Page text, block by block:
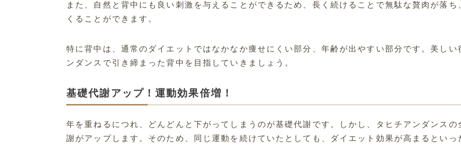
また、自然と背中にも良い刺激を与えることができるため、長く続けることで無駄な贅肉が落
くることができます。
特に背中は、通常のダイエットではなかなか痩せにくい部分、年齢が出やすい部分です。美し
ンダンスで引き締まった背中を目指していきましょう。
基礎代謝アップ！運動効果倍増！
年を重ねるにつれ、どんどんと下がってしまうのが基礎代謝です。しかし、タヒチアンダンス
謝がアップします。そのため、同じ運動を続けていたとしても、ダイエット効果が高まるといっ